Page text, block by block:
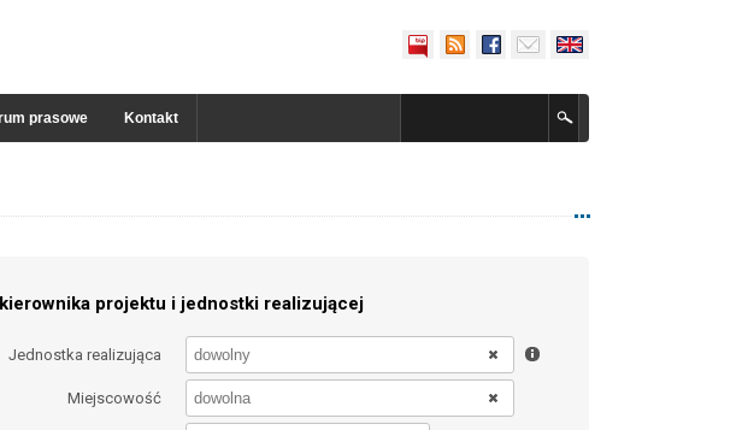
prasowe Kontakt
projektu i jednostki realizującej
Jednostka realizująca
Miejscowość